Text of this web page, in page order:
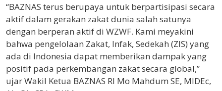
“BAZNAS terus berupaya untuk berpartisipasi secara
aktif dalam gerakan zakat dunia salah satunya
dengan berperan aktif di WZWF. Kami meyakini
bahwa pengelolaan Zakat, Infak, Sedekah (ZIS) yang
ada di Indonesia dapat memberikan dampak yang
positif pada perkembangan zakat secara global,”
ujar Wakil Ketua BAZNAS RI Mo Mahdum SE, MIDEc,